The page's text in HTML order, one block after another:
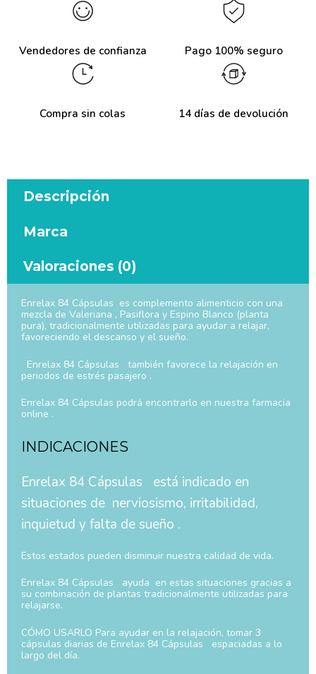
Vendedores de confianza Pago 100% seguro
Compra sin colas 14 días de devolución
Descripción
Marca
Valoraciones (0)
Enrelax 84 Cápsulas es complemento alimenticio con una
mezcla de Valeriana , Pasiflora y Espino Blanco (planta
pura), tradicionalmente utilizadas para ayudar a relajar,
favoreciendo el descanso y el sueño.
Enrelax 84 Cápsulas también favorece la relajación en
periodos de estrés pasajero .
Enrelax 84 Cápsulas podrá encontrarlo en nuestra farmacia
online .
INDICACIONES
Enrelax 84 Cápsulas está indicado en
situaciones de nerviosismo, irritabilidad,
inquietud y falta de sueño .
Estos estados pueden disminuir nuestra calidad de vida.
Enrelax 84 Cápsulas ayuda en estas situaciones gracias a
su combinación de plantas tradicionalmente utilizadas para
relajarse.
CÓMO USARLO Para ayudar en la relajación, tomar 3
cápsulas diarias de Enrelax 84 Cápsulas espaciadas a lo
largo del día.